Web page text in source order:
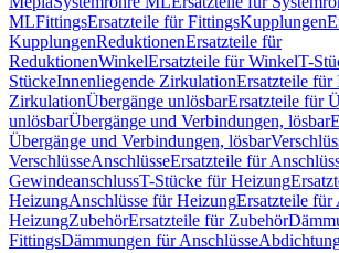
MLFittingsErsatzteile für FittingsKupplungen
KupplungenReduktionenErsatzteile für
ReduktionenWinkelErsatzteile für WinkelT-
StückeInnenliegende ZirkulationErsatzteile für
ZirkulationÜbergänge unlösbarErsatzteile für
unlösbarÜbergänge und Verbindungen, lösbar
Übergänge und Verbindungen, lösbar
VerschlüsseAnschlüsseErsatzteile für
GewindeanschlussT-Stücke für Heizung
HeizungAnschlüsse für HeizungErsatzteile für
HeizungZubehörErsatzteile für Zubehör
FittingsDämmungen für Anschlüsse